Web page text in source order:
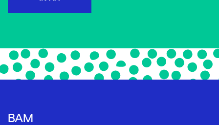
BAM